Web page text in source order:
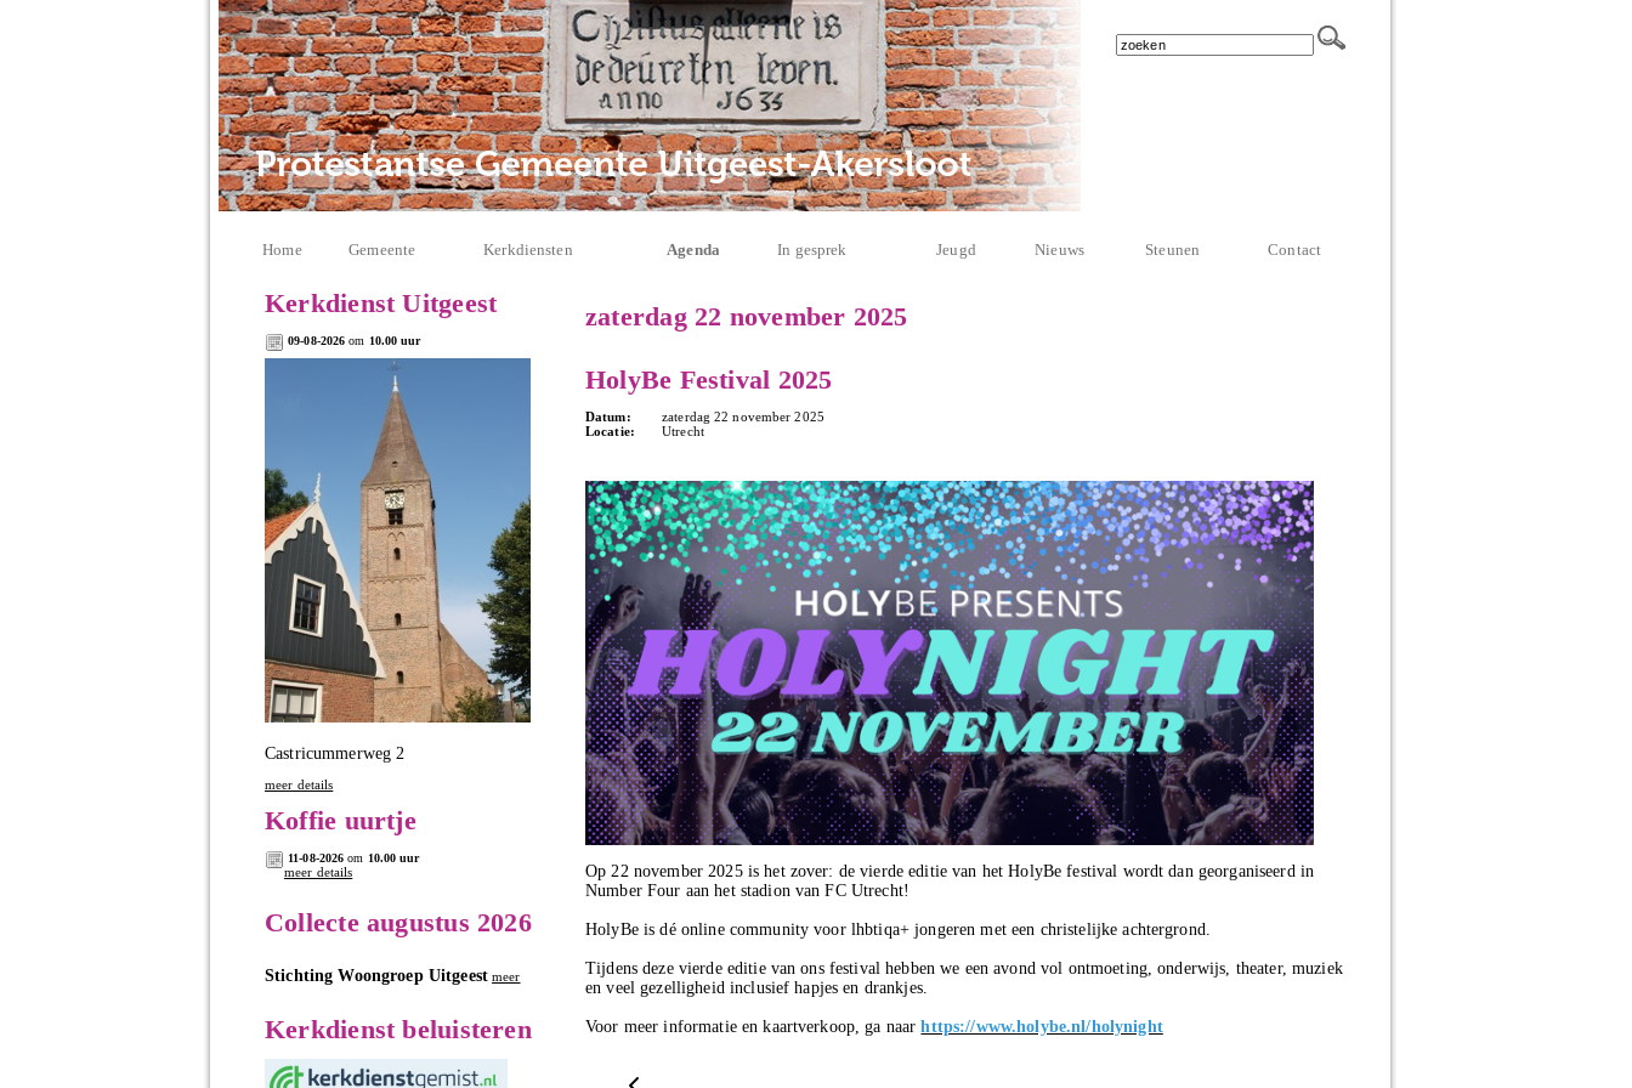
Kerkdienst Uitgeest
09-08-2026 om 10.00 uur
Castricummerweg 2
meer details
Koffie uurtje
11-08-2026 om 10.00 uur
meer details
Collecte augustus 2026
Stichting Woongroep Uitgeest meer
Kerkdienst beluisteren
zaterdag 22 november 2025
HolyBe Festival 2025
Datum:
zaterdag 22 november 2025
Locatie:
Utrecht
Op 22 november 2025 is het zover: de vierde editie van het HolyBe festival wordt dan georganiseerd in
Number Four aan het stadion van FC Utrecht!
HolyBe is dé online community voor lhbtiqa+ jongeren met een christelijke achtergrond.
Tijdens deze vierde editie van ons festival hebben we een avond vol ontmoeting, onderwijs, theater, muziek
en veel gezelligheid inclusief hapjes en drankjes.
Voor meer informatie en kaartverkoop, ga naarhttps://www.holybe.nl/holynight
Home Gemeente Kerkdiensten Agenda In gesprek Jeugd Nieuws Steunen Contact